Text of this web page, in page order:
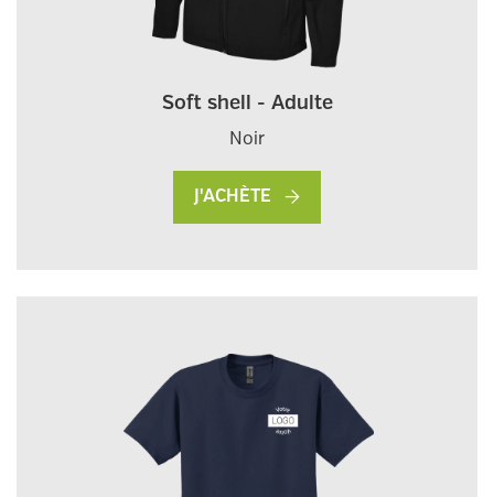
Soft shell - Adulte
Noir
J'ACHÈTE